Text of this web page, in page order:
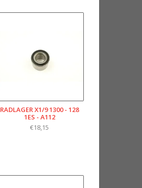
RADLAGER X1/9 1300 - 128
1ES - A112
€18,15